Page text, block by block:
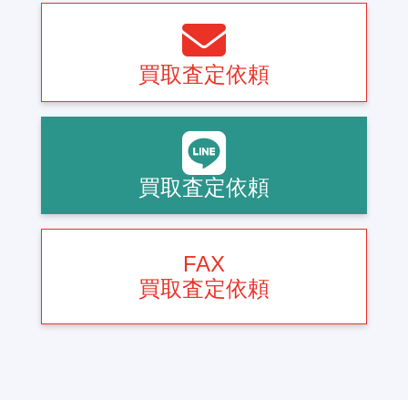
買取査定依頼
買取査定依頼
FAX
買取査定依頼